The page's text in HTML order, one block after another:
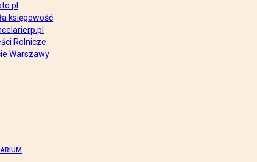
księgowość
Rolnicze
Warszawy